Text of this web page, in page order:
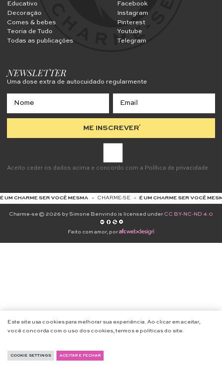
Educativo
Decoração
Comes & bebes
Teoria de Tudo
Todas as publicações
Facebook
Instagram
Pinterest
Youtube
Telegram
NEWSLETTER
Uma dose extra de autocuidado regularmente
ME INSCREVER
Aceito ceder os dados acima e concordo com a Política de privacidade
• CHARME-SE • É UM CHARME SER VOCÊ MESMA • CHARME-SE • É UM
Charme-se © 2026 by Simone Benvindo is licensed under CC BY-NC-ND 4.0
Feito com amor, por
Este site usa cookies para melhorar sua experiência. Ao clicar em aceitar,
você concorda com o uso dos cookies, termos e políticas do site.
COOKIE SETTINGS ACEITAR E FECHAR